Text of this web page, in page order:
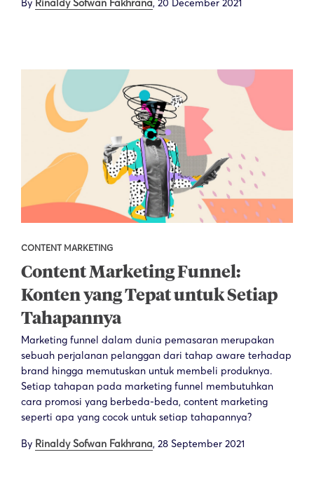
CONTENT MARKETING
Content Marketing Funnel:
Konten yang Tepat untuk Setiap
Tahapannya
Marketing funnel dalam dunia pemasaran merupakan
sebuah perjalanan pelanggan dari tahap aware terhadap
brand hingga memutuskan untuk membeli produknya.
Setiap tahapan pada marketing funnel membutuhkan
cara promosi yang berbeda-beda, content marketing
seperti apa yang cocok untuk setiap tahapannya?
By Rinaldy Sofwan Fakhrana, 28 September 2021